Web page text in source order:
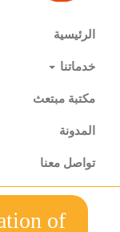
الرئيسية
خدماتنا
مكتبة مبتعث
المدونة
تواصل معنا
of